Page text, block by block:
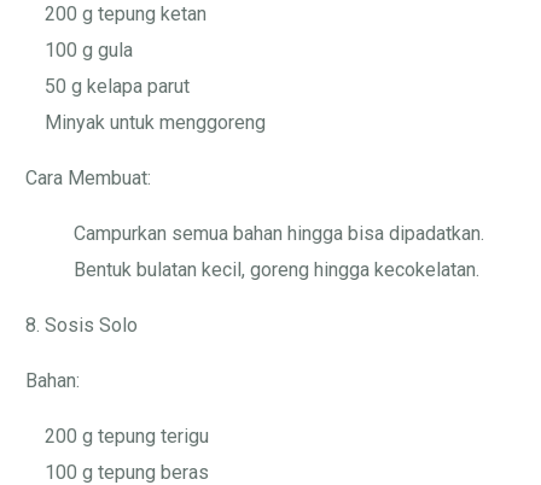
200 g tepung ketan
100 g gula
50 g kelapa parut
Minyak untuk menggoreng
Cara Membuat:
Campurkan semua bahan hingga bisa dipadatkan.
Bentuk bulatan kecil, goreng hingga kecokelatan.
8. Sosis Solo
Bahan:
200 g tepung terigu
100 g tepung beras